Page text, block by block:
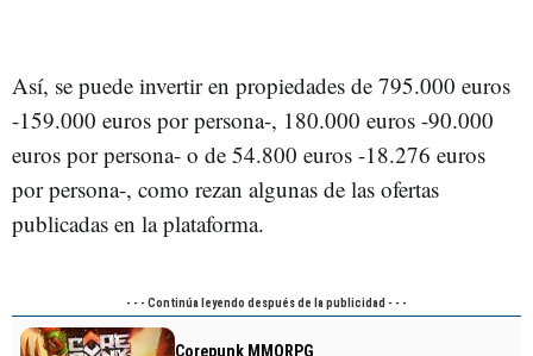
Así, se puede invertir en propiedades de 795.000 euros
-159.000 euros por persona-, 180.000 euros -90.000
euros por persona- o de 54.800 euros -18.276 euros
por persona-, como rezan algunas de las ofertas
publicadas en la plataforma.